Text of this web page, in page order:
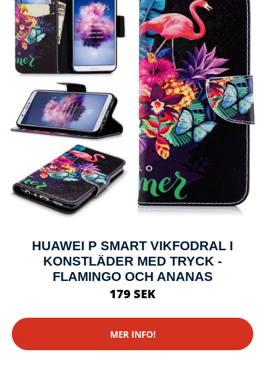
HUAWEI P SMART VIKFODRAL I
KONSTLÄDER MED TRYCK -
FLAMINGO OCH ANANAS
179 SEK
MER INFO!